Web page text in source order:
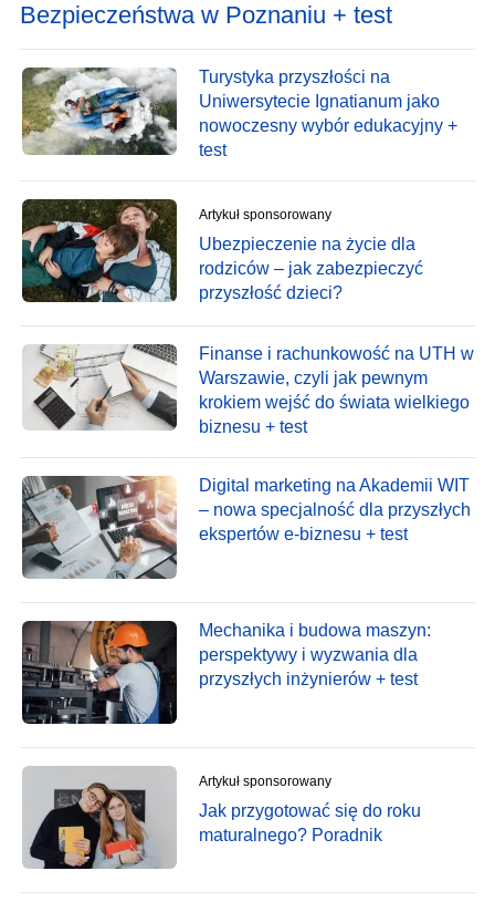
Bezpieczeństwa w Poznaniu + test
Turystyka przyszłości na
Uniwersytecie Ignatianum jako
nowoczesny wybór edukacyjny +
test
Artykuł sponsorowany
Ubezpieczenie na życie dla
rodziców – jak zabezpieczyć
przyszłość dzieci?
Finanse i rachunkowość na UTH w
Warszawie, czyli jak pewnym
krokiem wejść do świata wielkiego
biznesu + test
Digital marketing na Akademii WIT
– nowa specjalność dla przyszłych
ekspertów e-biznesu + test
Mechanika i budowa maszyn:
perspektywy i wyzwania dla
przyszłych inżynierów + test
Artykuł sponsorowany
Jak przygotować się do roku
maturalnego? Poradnik